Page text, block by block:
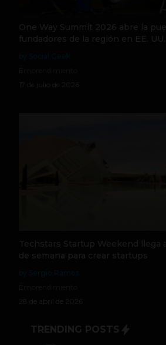
One Way Summit 2026 abre la
fundadores de la región en EE. UU.
17 de julio de 2026
Techstars Startup Weekend llega
de semana para crear startups
28 de abril de 2026
TRENDING POSTS